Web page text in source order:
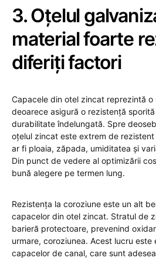
3. Oțelul
material foarte
diferiți factori
Capacele din otel zincat reprezintă o
deoarece asigură o rezistență
durabilitate îndelungată. Spre
oțelul zincat este extrem de
ar fi ploaia, zăpada, umiditatea și
Din punct de vedere al optimizării
bună alegere pe termen lung.
Rezistența la coroziune este un alt
capacelor din otel zincat. Stratul de
barieră protectoare, prevenind
urmare, coroziunea. Acest lucru este
capacelor de canal, care sunt